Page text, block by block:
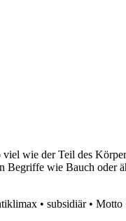
wie der Teil des
Begriffe wie Bauch
• subsidiär• Motto